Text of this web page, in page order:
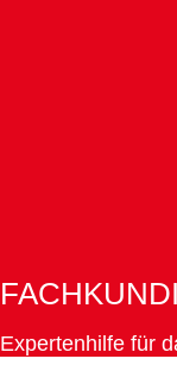
Expertenhilfe für